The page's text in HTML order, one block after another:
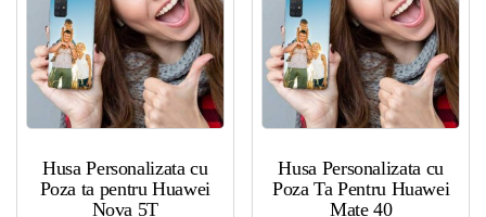
Husa Personalizata cu
Poza ta pentru Huawei
Nova 5T
Husa Personalizata cu
Poza Ta Pentru Huawei
Mate 40